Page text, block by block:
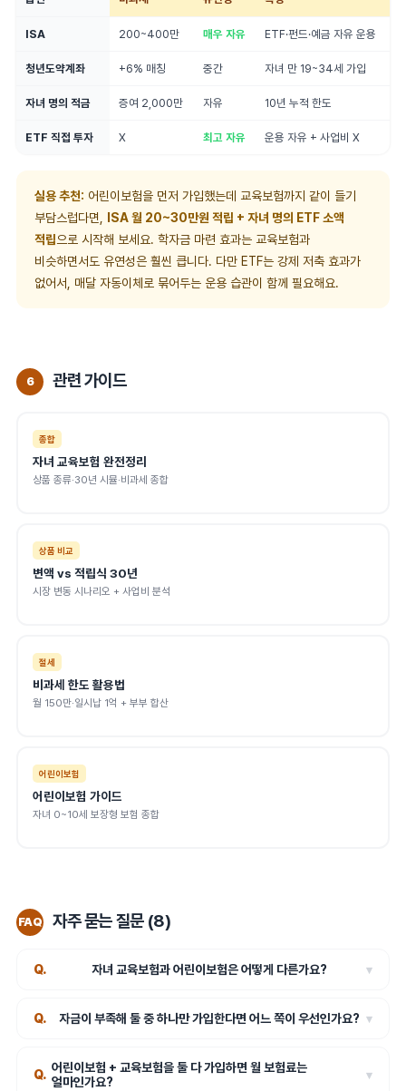
ISA 200~400만 매우 자유 ETF·펀드·예금 자유 운용
청년도약계좌 +6% 매칭 중간 자녀 만 19~34세 가입
자녀 명의 적금 증여 2,000만 자유 10년 누적 한도
ETF 직접 투자 X 최고 자유 운용 자유 + 사업비 X
실용 추천: 어린이보험을 먼저 가입했는데 교육보험까지 같이 들기
부담스럽다면,
ISA 월 20~30만원 적립 + 자녀 명의 ETF 소액
적립으로 시작해 보세요. 학자금 마련 효과는 교육보험과
비슷하면서도 유연성은 훨씬 큽니다. 다만 ETF는 강제 저축 효과가
없어서, 매달 자동이체로 묶어두는 운용 습관이 함께 필요해요.
6 관련 가이드
종합
자녀 교육보험 완전정리
상품 종류·30년 시뮬·비과세 종합
상품 비교
변액 vs 적립식 30년
시장 변동 시나리오 + 사업비 분석
절세
비과세 한도 활용법
월 150만·일시납 1억 + 부부 합산
어린이보험
어린이보험 가이드
자녀 0~10세 보장형 보험 종합
FAQ 자주 묻는 질문 (8)
자녀 교육보험과 어린이보험은 어떻게 다른가요? ▾
자금이 부족해 둘 중 하나만 가입한다면 어느 쪽이 우선인가요? ▾
어린이보험 + 교육보험을 둘 다 가입하면 월 보험료는
얼마인가요?
▾